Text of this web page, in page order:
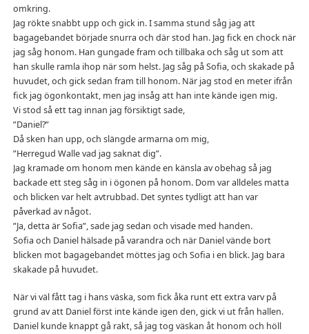
omkring.
Jag rökte snabbt upp och gick in. I samma stund såg jag att
bagagebandet började snurra och där stod han. Jag fick en chock när
jag såg honom. Han gungade fram och tillbaka och såg ut som att
han skulle ramla ihop när som helst. Jag såg på Sofia, och skakade på
huvudet, och gick sedan fram till honom. När jag stod en meter ifrån
fick jag ögonkontakt, men jag insåg att han inte kände igen mig.
Vi stod så ett tag innan jag försiktigt sade,
”Daniel?”
Då sken han upp, och slängde armarna om mig,
”Herregud Walle vad jag saknat dig”.
Jag kramade om honom men kände en känsla av obehag så jag
backade ett steg såg in i ögonen på honom. Dom var alldeles matta
och blicken var helt avtrubbad. Det syntes tydligt att han var
påverkad av något.
”Ja, detta är Sofia”, sade jag sedan och visade med handen.
Sofia och Daniel hälsade på varandra och när Daniel vände bort
blicken mot bagagebandet möttes jag och Sofia i en blick. Jag bara
skakade på huvudet.
När vi väl fått tag i hans väska, som fick åka runt ett extra varv på
grund av att Daniel först inte kände igen den, gick vi ut från hallen.
Daniel kunde knappt gå rakt, så jag tog väskan åt honom och höll